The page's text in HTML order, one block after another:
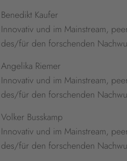
Benedikt Kaufer
Innovativ und im Mainstream,
des/für den forschenden
Angelika Riemer
Innovativ und im Mainstream,
des/für den forschenden
Volker Busskamp
Innovativ und im Mainstream,
des/für den forschenden